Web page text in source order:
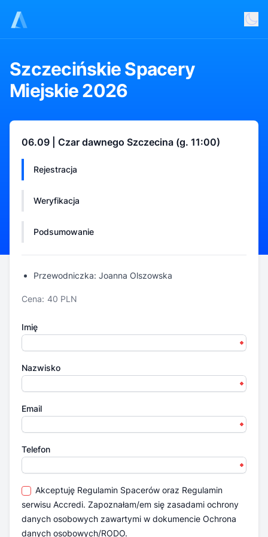
Szczecińskie Spacery
Miejskie 2026
06.09 | Czar dawnego Szczecina (g. 11:00)
Rejestracja
Weryfikacja
Podsumowanie
Przewodniczka: Joanna Olszowska
Cena: 40 PLN
Imię
Nazwisko
Email
Telefon
Akceptuję Regulamin Spacerów oraz Regulamin
serwisu Accredi. Zapoznałam/em się zasadami ochrony
danych osobowych zawartymi w dokumencie Ochrona
danych osobowych/RODO.